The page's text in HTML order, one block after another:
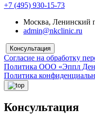
+7 (495) 930-15-73
Москва, Ленинский
admin@nkclinic.ru
Консультация
Согласие на обработку
Политика ООО «Эппл
Политика
Консультация